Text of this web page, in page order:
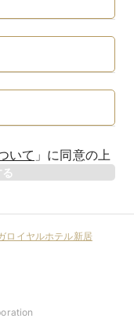
いて 」 に同意の上
ロイヤルホテル新居